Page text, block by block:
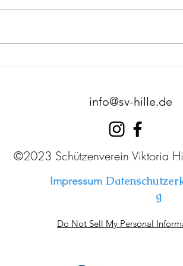
info@sv-hille.de
©2023 Schützenverein Viktoria
Impressum
g
Do Not Sell My Personal